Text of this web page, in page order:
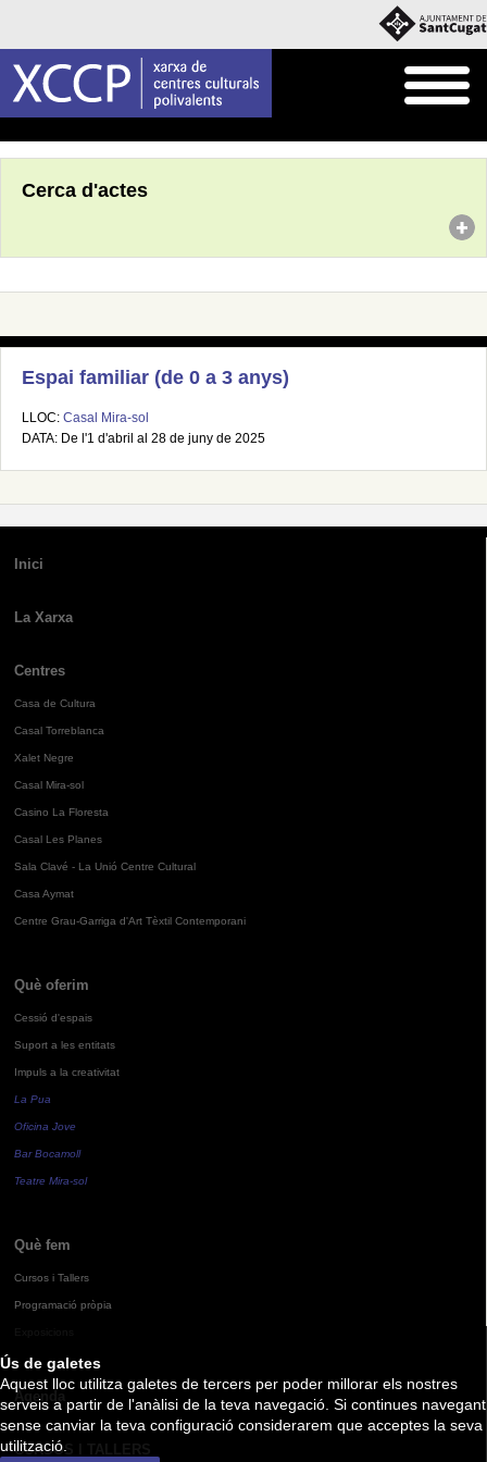
Ús de galetes
Aquest lloc utilitza galetes de tercers per poder millorar els nostres
serveis a partir de l'anàlisi de la teva navegació. Si continues navegant
sense canviar la teva configuració considerarem que acceptes la seva
utilització.
Cerca d'actes
Espai familiar (de 0 a 3 anys)
LLOC: Casal Mira-sol
DATA: De l'1 d'abril al 28 de juny de 2025
Inici
La Xarxa
Centres
Casa de Cultura
Casal Torreblanca
Xalet Negre
Casal Mira-sol
Casino La Floresta
Casal Les Planes
Sala Clavé - La Unió Centre Cultural
Casa Aymat
Centre Grau-Garriga d'Art Tèxtil Contemporani
Què oferim
Cessió d'espais
Suport a les entitats
Impuls a la creativitat
La Pua
Oficina Jove
Bar Bocamoll
Teatre Mira-sol
Què fem
Cursos i Tallers
Programació pròpia
Agenda
CURSOS I TALLERS